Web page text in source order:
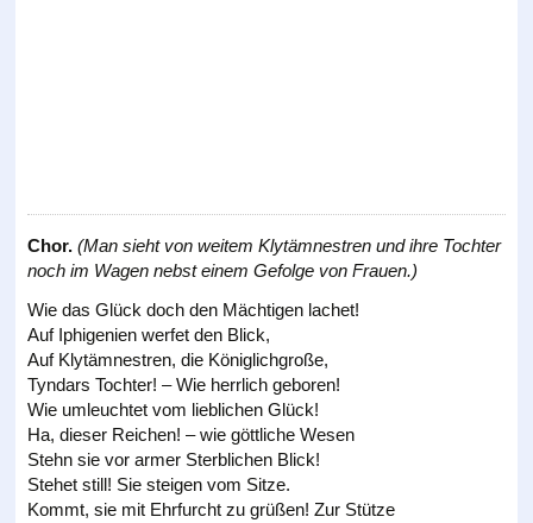
Chor. (Man sieht von weitem Klytämnestren und ihre Tochter
noch im Wagen nebst einem Gefolge von Frauen.)
Wie das Glück doch den Mächtigen lachet!
Auf Iphigenien werfet den Blick,
Auf Klytämnestren, die Königlichgroße,
Tyndars Tochter! – Wie herrlich geboren!
Wie umleuchtet vom lieblichen Glück!
Ha, dieser Reichen! – wie göttliche Wesen
Stehn sie vor armer Sterblichen Blick!
Stehet still! Sie steigen vom Sitze.
Kommt, sie mit Ehrfurcht zu grüßen! Zur Stütze